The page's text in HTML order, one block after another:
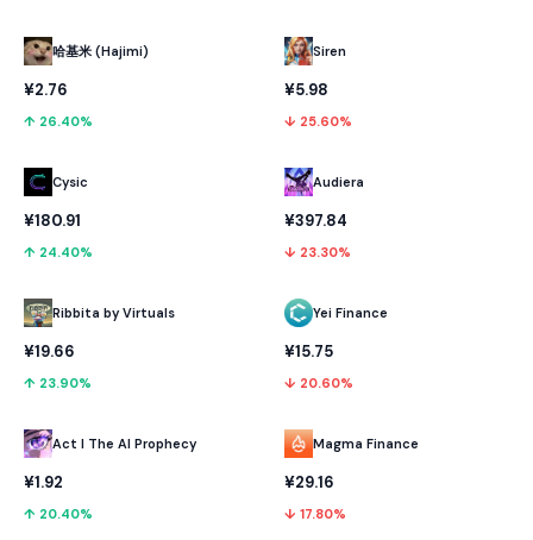
哈基米 (Hajimi)
¥2.76
↑ 26.40%
Cysic
¥180.91
↑ 24.40%
Ribbita by Virtuals
¥19.66
↑ 23.90%
Act I The AI Prophecy
¥1.92
↑ 20.40%
Siren
¥5.98
↓ 25.60%
Audiera
¥397.84
↓ 23.30%
Yei Finance
¥15.75
↓ 20.60%
Magma Finance
¥29.16
↓ 17.80%